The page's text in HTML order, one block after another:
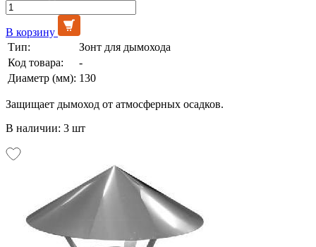
В корзину
Тип:
Зонт для дымохода
Код товара:
-
Диаметр (мм): 130
Защищает дымоход от атмосферных осадков.
В наличии: 3 шт